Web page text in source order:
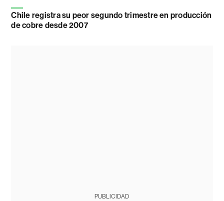
Chile registra su peor segundo trimestre en producción
de cobre desde 2007
PUBLICIDAD